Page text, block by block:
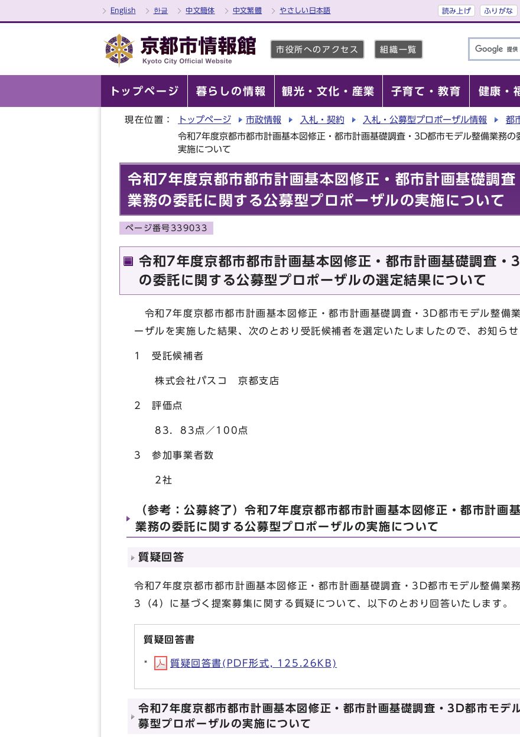
English 한글 中文簡体 中文繁體 やさしい日本語 読み上げ ふりがな
市役所へのアクセス 組織一覧
トップページ 暮らしの情報 観光・文化・産業 子育て・教育 健康・
現在位置： トップページ 市政情報 入札・契約 入札・公募型プロポーザル情報
都
令和7年度京都市都市計画基本図修正・都市計画基礎調査・3D都市モデル整備業務の
実施について
令和7年度京都市都市計画基本図修正・都市計画基礎調
業務の委託に関する公募型プロポーザルの実施について
ページ番号339033
令和7年度京都市都市計画基本図修正・都市計画基礎調査・
の委託に関する公募型プロポーザルの選定結果について
令和7年度京都市都市計画基本図修正・都市計画基礎調査・3D都市モデル整備
ーザルを実施した結果、次のとおり受託候補者を選定いたしましたので、お知らせ
1 受託候補者
株式会社パスコ 京都支店
2 評価点
83．83点／100点
3 参加事業者数
2社
（参考：公募終了）令和7年度京都市都市計画基本図修正・都市計画
業務の委託に関する公募型プロポーザルの実施について
質疑回答
令和7年度京都市都市計画基本図修正・都市計画基礎調査・3D都市モデル整備業
3（4）に基づく提案募集に関する質疑について、以下のとおり回答いたします。
質疑回答書
質疑回答書(PDF形式, 125.26KB)
令和7年度京都市都市計画基本図修正・都市計画基礎調査・3D都市モデ
募型プロポーザルの実施について